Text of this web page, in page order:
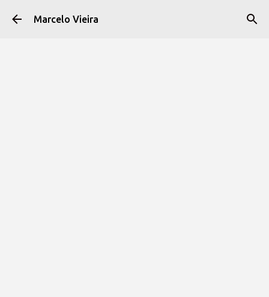
Pular para o conteúdo principal
Marcelo Vieira